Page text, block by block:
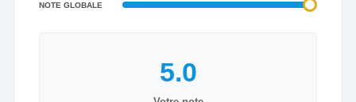
NOTE GLOBALE